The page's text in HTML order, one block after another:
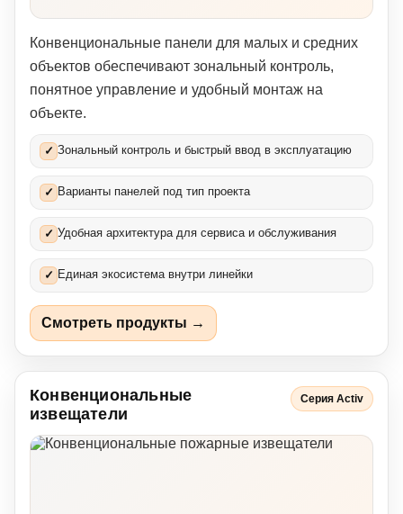
Конвенциональные панели для малых и средних
объектов обеспечивают зональный контроль,
понятное управление и удобный монтаж на
объекте.
✓ Зональный контроль и быстрый ввод в эксплуатацию
✓ Варианты панелей под тип проекта
✓ Удобная архитектура для сервиса и обслуживания
✓ Единая экосистема внутри линейки
Смотреть продукты →
Конвенциональные
извещатели
Серия Activ